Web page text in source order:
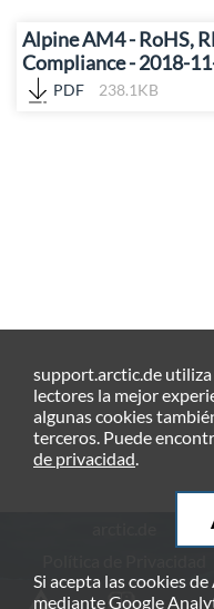
Alpine AM4 - RoHS,
Compliance - 2018-
PDF 238.1KB
©
support.arctic.de utiliza
lectores la mejor
algunas cookies
terceros. Puede
de privacidad.
Si acepta las cookies
mediante Google